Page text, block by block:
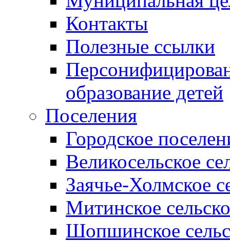
Контакты
Полезные ссылки
образование детей
Поселения
Городское
Великосельское
Заячье-Холмское
Митинское
Шопшинское